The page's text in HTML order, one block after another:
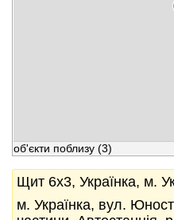
об'єкти поблизу (3)
Щит 6x3, Українка, м.
м. Українка, вул.